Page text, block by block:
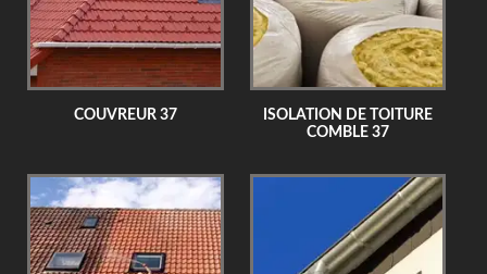
COUVREUR 37
ISOLATION DE TOITURE
COMBLE 37